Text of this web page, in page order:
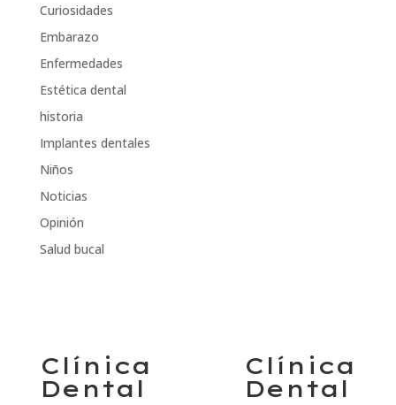
Curiosidades
Embarazo
Enfermedades
Estética dental
historia
Implantes dentales
Niños
Noticias
Opinión
Salud bucal
Clínica
Dental
Clínica
Dental